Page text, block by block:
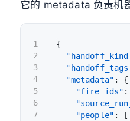
它的 metadata 负责机
1
2
3
4
5
6
7
{
"metadata" :
{
"fire_ids" :
"people" : [